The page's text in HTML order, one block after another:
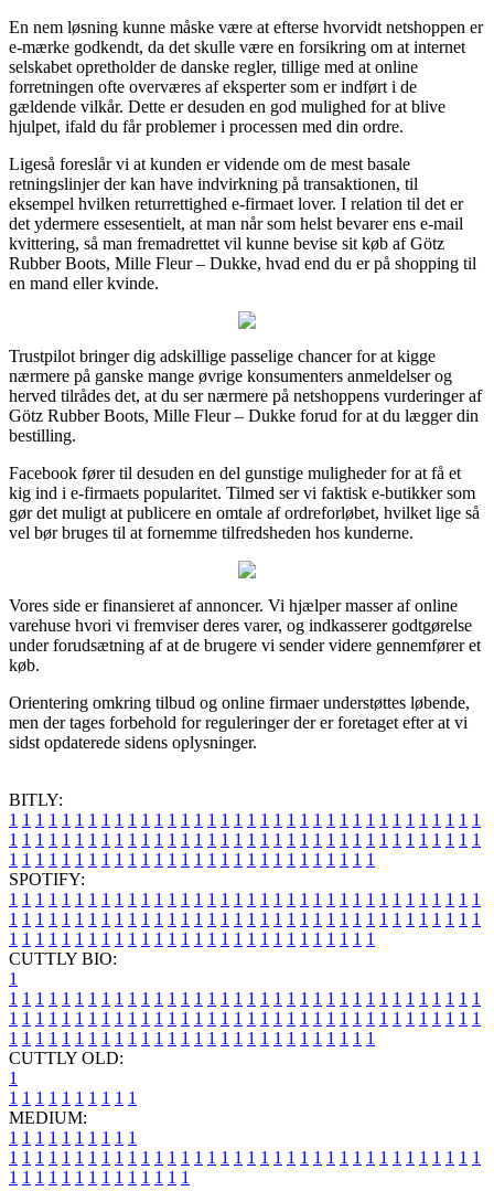
En nem løsning kunne måske være at efterse hvorvidt netshoppen er
e-mærke godkendt, da det skulle være en forsikring om at internet
selskabet opretholder de danske regler, tillige med at online
forretningen ofte overværes af eksperter som er indført i de
gældende vilkår. Dette er desuden en god mulighed for at blive
hjulpet, ifald du får problemer i processen med din ordre.
Ligeså foreslår vi at kunden er vidende om de mest basale
retningslinjer der kan have indvirkning på transaktionen, til
eksempel hvilken returrettighed e-firmaet lover. I relation til det er
det ydermere essesentielt, at man når som helst bevarer ens e-mail
kvittering, så man fremadrettet vil kunne bevise sit køb af Götz
Rubber Boots, Mille Fleur – Dukke, hvad end du er på shopping til
en mand eller kvinde.
Trustpilot bringer dig adskillige passelige chancer for at kigge
nærmere på ganske mange øvrige konsumenters anmeldelser og
herved tilrådes det, at du ser nærmere på netshoppens vurderinger af
Götz Rubber Boots, Mille Fleur – Dukke forud for at du lægger din
bestilling.
Facebook fører til desuden en del gunstige muligheder for at få et
kig ind i e-firmaets popularitet. Tilmed ser vi faktisk e-butikker som
gør det muligt at publicere en omtale af ordreforløbet, hvilket lige så
vel bør bruges til at fornemme tilfredsheden hos kunderne.
Vores side er finansieret af annoncer. Vi hjælper masser af online
varehuse hvori vi fremviser deres varer, og indkasserer godtgørelse
under forudsætning af at de brugere vi sender videre gennemfører et
køb.
Orientering omkring tilbud og online firmaer understøttes løbende,
men der tages forbehold for reguleringer der er foretaget efter at vi
sidst opdaterede sidens oplysninger.
BITLY:
1 1 1 1 1 1 1 1 1 1 1 1 1 1 1 1 1 1 1 1 1 1 1 1 1 1 1 1 1 1 1 1 1 1 1 1
1 1 1 1 1 1 1 1 1 1 1 1 1 1 1 1 1 1 1 1 1 1 1 1 1 1 1 1 1 1 1 1 1 1 1 1
1 1 1 1 1 1 1 1 1 1 1 1 1 1 1 1 1 1 1 1 1 1 1 1 1 1 1 1
SPOTIFY:
1 1 1 1 1 1 1 1 1 1 1 1 1 1 1 1 1 1 1 1 1 1 1 1 1 1 1 1 1 1 1 1 1 1 1 1
1 1 1 1 1 1 1 1 1 1 1 1 1 1 1 1 1 1 1 1 1 1 1 1 1 1 1 1 1 1 1 1 1 1 1 1
1 1 1 1 1 1 1 1 1 1 1 1 1 1 1 1 1 1 1 1 1 1 1 1 1 1 1 1
CUTTLY BIO:
1
1 1 1 1 1 1 1 1 1 1 1 1 1 1 1 1 1 1 1 1 1 1 1 1 1 1 1 1 1 1 1 1 1 1 1 1
1 1 1 1 1 1 1 1 1 1 1 1 1 1 1 1 1 1 1 1 1 1 1 1 1 1 1 1 1 1 1 1 1 1 1 1
1 1 1 1 1 1 1 1 1 1 1 1 1 1 1 1 1 1 1 1 1 1 1 1 1 1 1 1
CUTTLY OLD:
1
1 1 1 1 1 1 1 1 1 1
MEDIUM:
1 1 1 1 1 1 1 1 1 1
1 1 1 1 1 1 1 1 1 1 1 1 1 1 1 1 1 1 1 1 1 1 1 1 1 1 1 1 1 1 1 1 1 1 1 1
1 1 1 1 1 1 1 1 1 1 1 1 1 1